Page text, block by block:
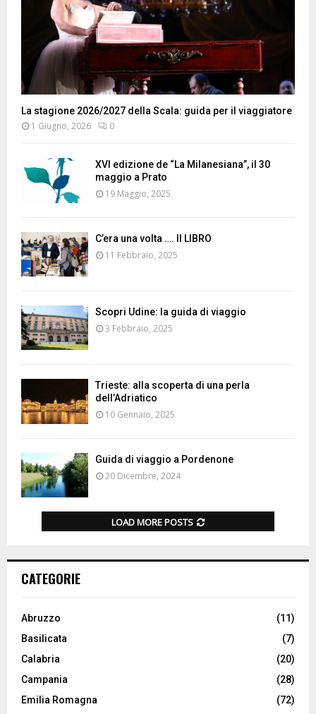
La stagione 2026/2027 della Scala: guida per il viaggiatore
1 Giugno, 2026 0
XVI edizione de “La Milanesiana”, il 30
maggio a Prato
19 Maggio, 2025
C’era una volta …. Il LIBRO
11 Febbraio, 2025
Scopri Udine: la guida di viaggio
3 Febbraio, 2025
Trieste: alla scoperta di una perla
dell’Adriatico
10 Gennaio, 2025
Guida di viaggio a Pordenone
20 Dicembre, 2024
LOAD MORE POSTS
CATEGORIE
Abruzzo
(11)
Basilicata
(7)
Calabria
(20)
Campania
(28)
Emilia Romagna
(72)